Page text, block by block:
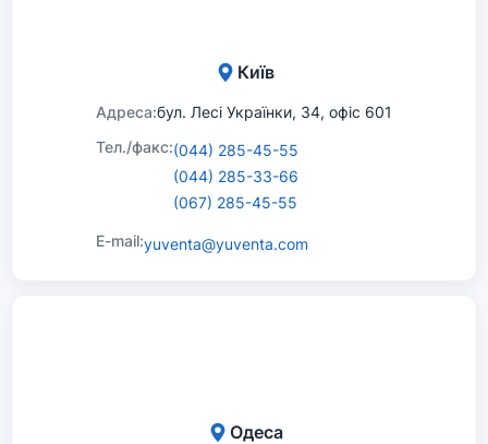
Київ
Адреса:бул. Лесі Українки, 34, офіс 601
Тел./факс:(044) 285-45-55
(044) 285-33-66
(067) 285-45-55
E-mail:yuventa@yuventa.com
Одеса